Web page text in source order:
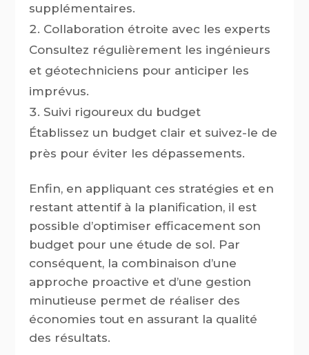
supplémentaires.
Collaboration étroite avec les experts
Consultez régulièrement les ingénieurs
et géotechniciens pour anticiper les
imprévus.
Suivi rigoureux du budget
Établissez un budget clair et suivez-le de
près pour éviter les dépassements.
Enfin, en appliquant ces stratégies et en
restant attentif à la planification, il est
possible d’optimiser efficacement son
budget pour une étude de sol. Par
conséquent, la combinaison d’une
approche proactive et d’une gestion
minutieuse permet de réaliser des
économies tout en assurant la qualité
des résultats.